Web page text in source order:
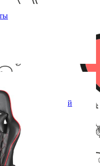
TACTIC 1 красный